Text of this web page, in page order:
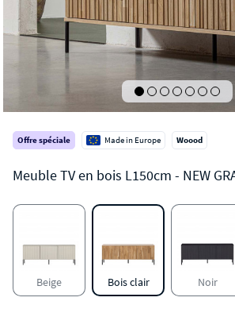
Offre spéciale Made in Europe Woood
NEW GRAVURE
Meuble TV en bois L150cm
Beige Bois clair Noir